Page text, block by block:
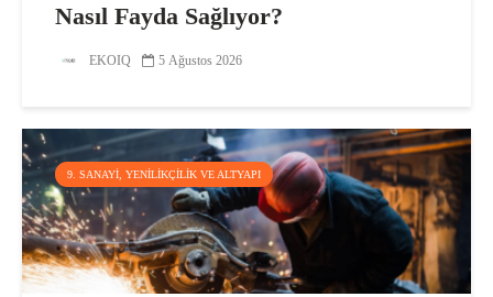
Nasıl Fayda Sağlıyor?
EKOIQ 5 Ağustos 2026
9. SANAYI, YENILIKÇILIK VE ALTYAPI